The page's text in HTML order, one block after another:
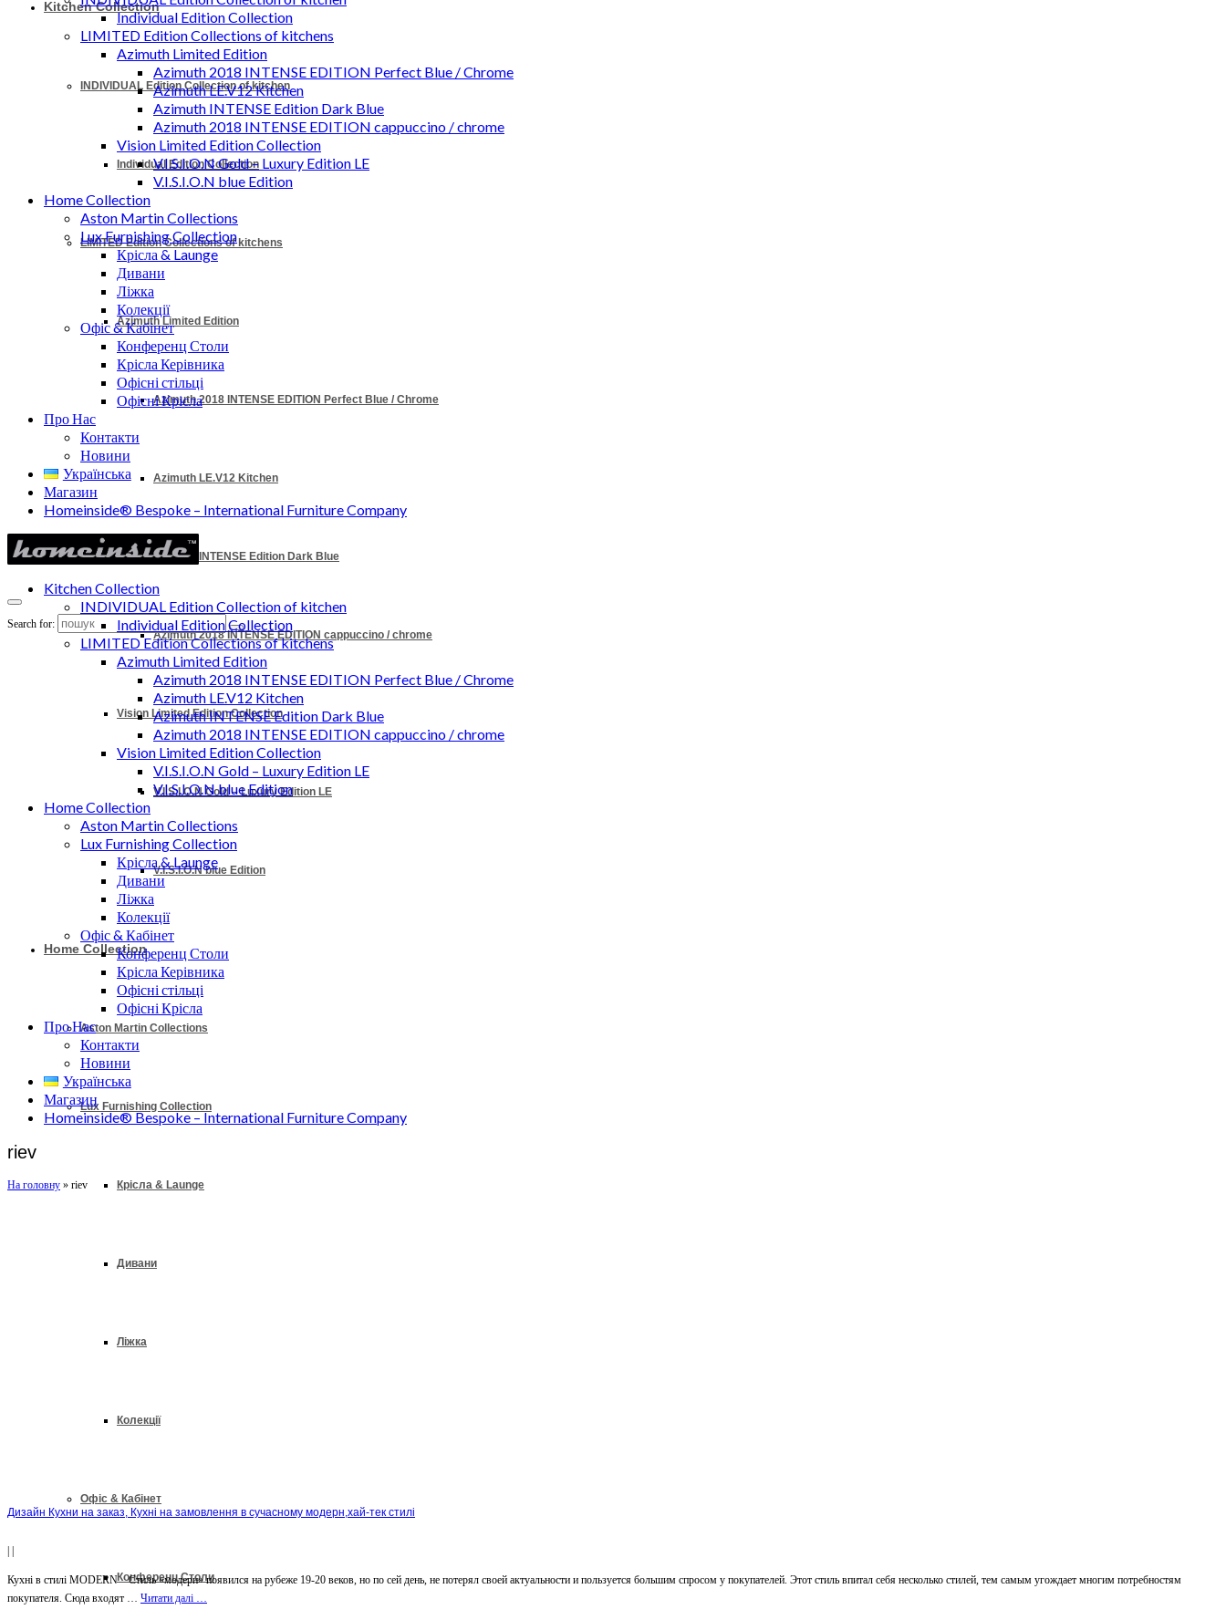
Kitchen Collection
INDIVIDUAL Edition Collection of kitchen
Individual Edition Collection
LIMITED Edition Collections of kitchens
Azimuth Limited Edition
Azimuth 2018 INTENSE EDITION Perfect Blue / Chrome
Azimuth LE.V12 Kitchen
Azimuth INTENSE Edition Dark Blue
Azimuth 2018 INTENSE EDITION cappuccino / chrome
Vision Limited Edition Collection
V.I.S.I.O.N Gold – Luxury Edition LE
V.I.S.I.O.N blue Edition
Home Collection
Aston Martin Collections
Lux Furnishing Collection
Крісла & Launge
Дивани
Ліжка
Колекції
Офіс & Кабінет
Конференц Столи
Individual Edition Collection
LIMITED Edition Collections of kitchens
Azimuth Limited Edition
Azimuth 2018 INTENSE EDITION Perfect Blue / Chrome
Azimuth LE.V12 Kitchen
Azimuth INTENSE Edition Dark Blue
Azimuth 2018 INTENSE EDITION cappuccino / chrome
Vision Limited Edition Collection
V.I.S.I.O.N Gold – Luxury Edition LE
V.I.S.I.O.N blue Edition
Home Collection
Aston Martin Collections
Lux Furnishing Collection
Крісла & Launge
Дивани
Ліжка
Колекції
Офіс & Кабінет
Конференц Столи
Крісла Керівника
Офісні стільці
Офісні Крісла
Про Нас
Контакти
Новини
Українська
Магазин
Homeinside® Bespoke – International Furniture Company
Search for:
Kitchen Collection
INDIVIDUAL Edition Collection of kitchen
Individual Edition Collection
LIMITED Edition Collections of kitchens
Azimuth Limited Edition
Azimuth 2018 INTENSE EDITION Perfect Blue / Chrome
Azimuth LE.V12 Kitchen
Azimuth INTENSE Edition Dark Blue
Azimuth 2018 INTENSE EDITION cappuccino / chrome
Vision Limited Edition Collection
V.I.S.I.O.N Gold – Luxury Edition LE
V.I.S.I.O.N blue Edition
Home Collection
Aston Martin Collections
Lux Furnishing Collection
Крісла & Launge
Дивани
Ліжка
Колекції
Офіс & Кабінет
Конференц Столи
Крісла Керівника
Офісні стільці
Офісні Крісла
Про Нас
Контакти
Новини
Українська
Магазин
Homeinside® Bespoke – International Furniture Company
riev
На головну » riev
Дизайн Кухни на заказ, Кухні на замовлення в сучасному модерн,хай-тек стилі
Кухні в стилі MODERN Стиль «модерн» появился на рубеже 19-20 веков, но по сей день, не потерял своей актуальности и пользуется большим спросом у покупателей. Этот стиль впитал себя несколько стилей, тем самым угождает многим потребностям
покупателя. Сюда входят … Читати далі …